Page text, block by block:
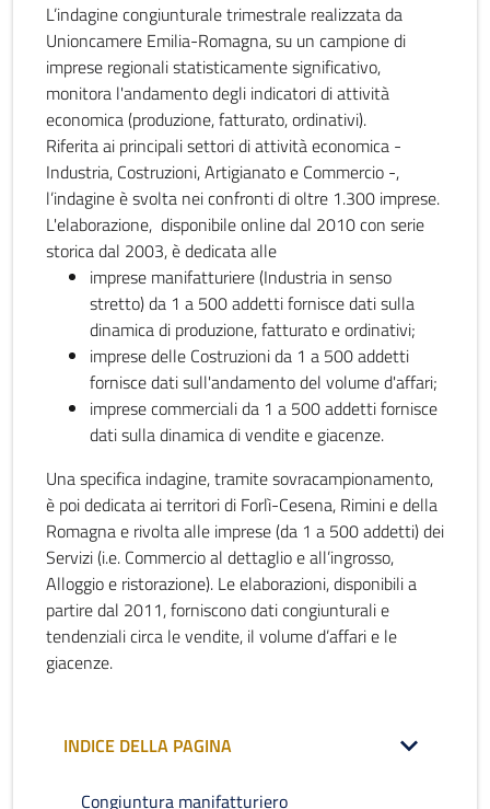
L’indagine congiunturale trimestrale realizzata da
Unioncamere Emilia-Romagna, su un campione di
imprese regionali statisticamente significativo,
monitora l'andamento degli indicatori di attività
economica (produzione, fatturato, ordinativi).
Riferita ai principali settori di attività economica -
Industria, Costruzioni, Artigianato e Commercio -,
l’indagine è svolta nei confronti di oltre 1.300 imprese.
L'elaborazione, disponibile online dal 2010 con serie
storica dal 2003, è dedicata alle
imprese manifatturiere (Industria in senso
stretto) da 1 a 500 addetti fornisce dati sulla
dinamica di produzione, fatturato e ordinativi;
imprese delle Costruzioni da 1 a 500 addetti
fornisce dati sull'andamento del volume d'affari;
imprese commerciali da 1 a 500 addetti fornisce
dati sulla dinamica di vendite e giacenze.
Una specifica indagine, tramite sovracampionamento,
è poi dedicata ai territori di Forlì-Cesena, Rimini e della
Romagna e rivolta alle imprese (da 1 a 500 addetti) dei
Servizi (i.e. Commercio al dettaglio e all’ingrosso,
Alloggio e ristorazione). Le elaborazioni, disponibili a
partire dal 2011, forniscono dati congiunturali e
tendenziali circa le vendite, il volume d’affari e le
giacenze.
INDICE DELLA PAGINA
Congiuntura manifatturiero